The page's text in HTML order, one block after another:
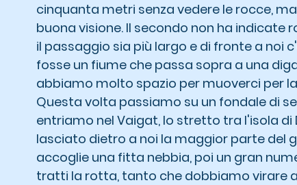
cinquanta metri senza vedere le rocce,
buona visione. Il secondo non ha
il passaggio sia più largo e di fronte a noi
fosse un fiume che passa sopra a una
abbiamo molto spazio per muoverci per
Questa volta passiamo su un fondale di
entriamo nel Vaigat, lo stretto tra l'isola di
lasciato dietro a noi la maggior parte del
accoglie una fitta nebbia, poi un gran
tratti la rotta, tanto che dobbiamo virare